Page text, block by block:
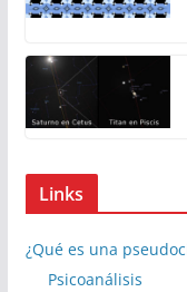
Links
¿Qué es una
Psicoanálisis